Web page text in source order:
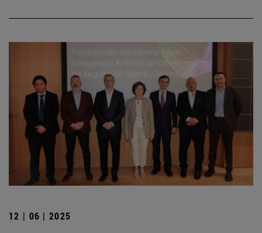
12 | 06 | 2025